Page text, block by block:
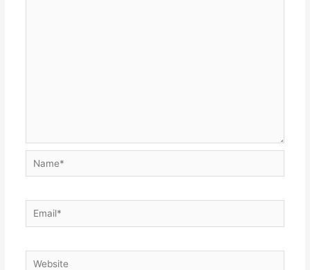
Name*
Email*
Website